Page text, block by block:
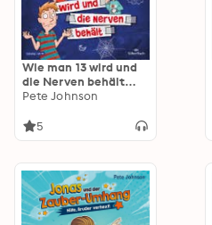
Wie man 13 wird und
die Nerven behält
(Wie man 13 wird 5)
Pete Johnson
5